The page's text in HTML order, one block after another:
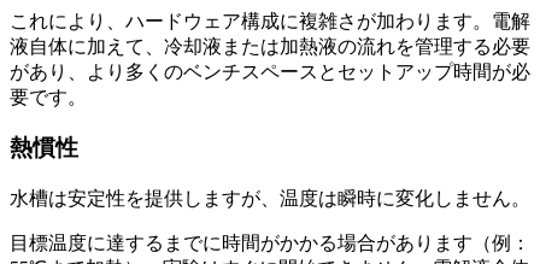
これにより、ハードウェア構成に複雑さが加わります。電解
液自体に加えて、冷却液または加熱液の流れを管理する必要
があり、より多くのベンチスペースとセットアップ時間が必
要です。
熱慣性
水槽は安定性を提供しますが、温度は瞬時に変化しません。
目標温度に達するまでに時間がかかる場合があります（例：